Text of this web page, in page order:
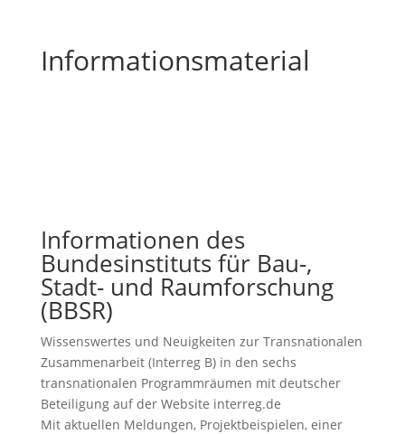
Informationsmaterial
Informationen des
Bundesinstituts für Bau-,
Stadt- und Raumforschung
(BBSR)
Wissenswertes und Neuigkeiten zur Transnationalen
Zusammenarbeit (Interreg B) in den sechs
transnationalen Programmräumen mit deutscher
Beteiligung auf der Website interreg.de
Mit aktuellen Meldungen, Projektbeispielen, einer